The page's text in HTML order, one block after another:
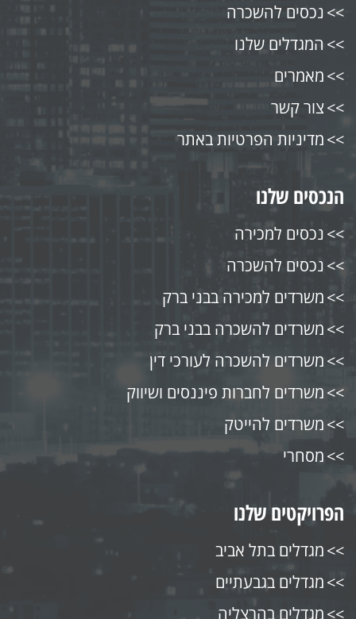
נכסים להשכרה
המגדלים שלנו
מאמרים
צור קשר
מדיניות הפרטיות באתר
הנכסים שלנו
נכסים למכירה
נכסים להשכרה
משרדים למכירה בבני ברק
משרדים להשכרה בבני ברק
משרדים להשכרה לעורכי דין
משרדים לחברות פיננסים ושיווק
משרדים להייטק
מסחרי
הפרויקטים שלנו
מגדלים בתל אביב
מגדלים בגבעתיים
מגדלים בהרצליה